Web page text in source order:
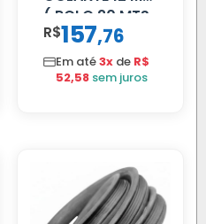
( ROLO 20 MTS
)
R$157,76
Em até3x de R$
52,58 sem juros